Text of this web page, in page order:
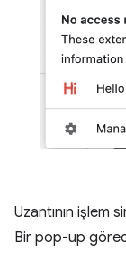
Uzantının işlem
Bir pop-up